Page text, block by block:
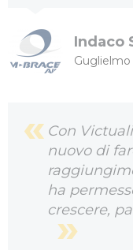
Indaco
Guglielmo
Con
nuovo di
ha
crescere,